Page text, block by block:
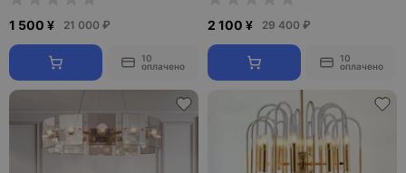
1 500 ¥ 21 000 ₽
10
оплачено
2 100 ¥ 29 400 ₽
10
оплачено